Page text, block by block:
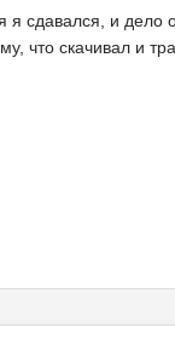
я сдавался, и дело
что скачивал и